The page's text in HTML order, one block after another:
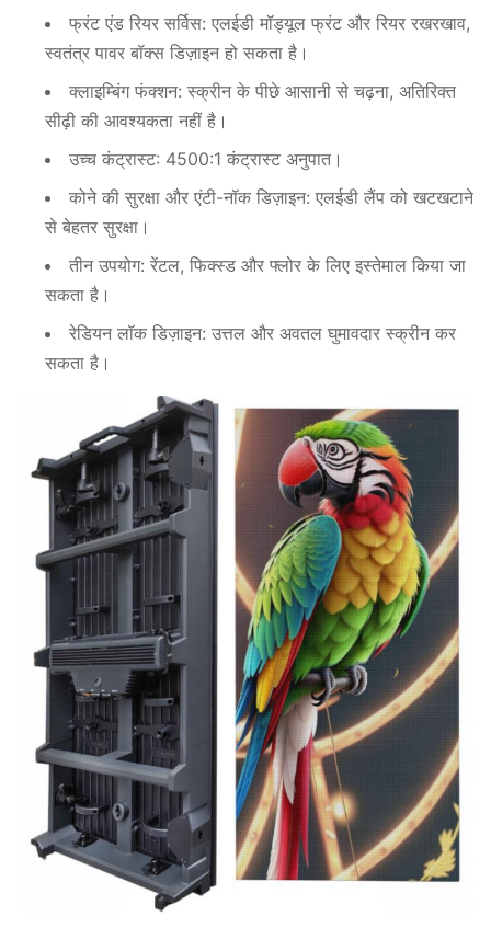
फ्रंट एंड रियर सर्विस: एलईडी मॉड्यूल फ्रंट और रियर रखरखाव,
स्वतंत्र पावर बॉक्स डिज़ाइन हो सकता है।
क्लाइम्बिंग फंक्शन: स्क्रीन के पीछे आसानी से चढ़ना, अतिरिक्त
सीढ़ी की आवश्यकता नहीं है।
उच्च कंट्रास्ट: 4500:1 कंट्रास्ट अनुपात।
कोने की सुरक्षा और एंटी-नॉक डिज़ाइन: एलईडी लैंप को खटखटाने
से बेहतर सुरक्षा।
तीन उपयोग: रेंटल, फिक्स्ड और फ्लोर के लिए इस्तेमाल किया जा
सकता है।
रेडियन लॉक डिज़ाइन: उत्तल और अवतल घुमावदार स्क्रीन कर
सकता है।